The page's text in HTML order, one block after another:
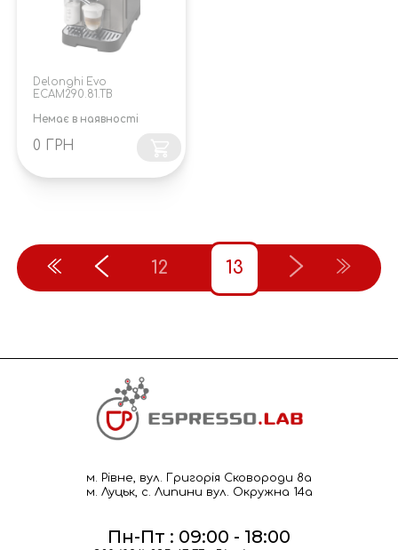
Delonghi Evo
ECAM290.81.TB
Немає в наявності
0 ГРН
12 13
Пн-Пт : 09:00 - 18:00
м. Рівне, вул. Григорія Сковороди 8а
м. Луцьк, с. Липини вул. Окружна 14а